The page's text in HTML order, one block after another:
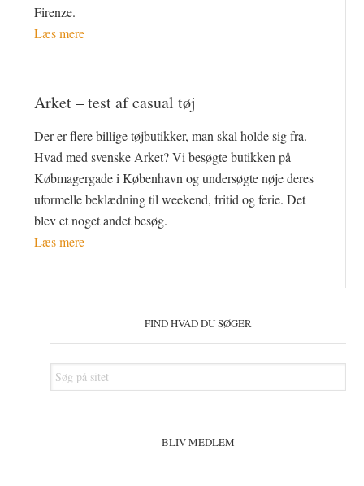
Firenze.
Læs mere
Arket – test af casual tøj
Der er flere billige tøjbutikker, man skal holde sig fra.
Hvad med svenske Arket? Vi besøgte butikken på
Købmagergade i København og undersøgte nøje deres
uformelle beklædning til weekend, fritid og ferie. Det
blev et noget andet besøg.
Læs mere
FIND HVAD DU SØGER
Søg
på
BLIV MEDLEM